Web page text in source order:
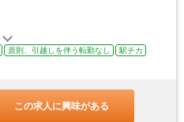
原則、引越しを伴う転勤なし
駅チカ
この求人に興味がある